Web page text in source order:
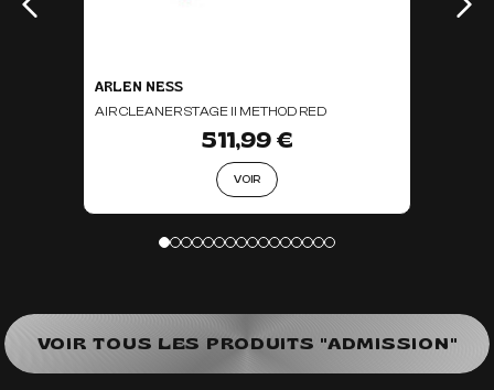
ARLEN NESS
AIR CLEANER STAGE II METHOD RED
511,99 €
VOIR
VOIR TOUS LES PRODUITS "ADMISSION"